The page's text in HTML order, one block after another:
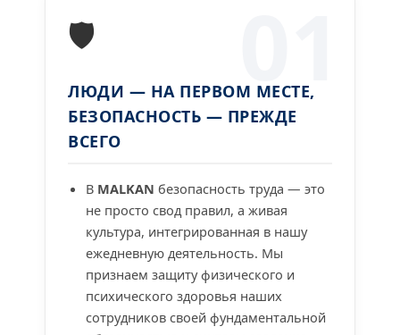
🛡️
ЛЮДИ — НА ПЕРВОМ МЕСТЕ,
БЕЗОПАСНОСТЬ — ПРЕЖДЕ
ВСЕГО
В MALKAN безопасность труда — это
не просто свод правил, а живая
культура, интегрированная в нашу
ежедневную деятельность. Мы
признаем защиту физического и
психического здоровья наших
сотрудников своей фундаментальной